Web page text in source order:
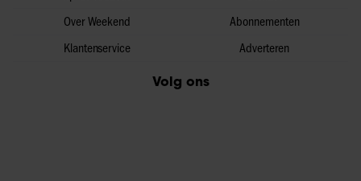
Over Weekend
Klantenservice
Abonnementen
Adverteren
Volg ons